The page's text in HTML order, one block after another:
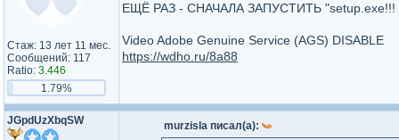
Стаж: 13 лет 11 мес.
Сообщений: 117
Ratio: 3.446
1.79%
ЕЩЁ РАЗ - СНАЧАЛА ЗАПУСТИТЬ "setup.exe!!!
Video Adobe Genuine Service (AGS) DISABLE
https://wdho.ru/8a88
JGpdUzXbqSW murzisla писал(а):